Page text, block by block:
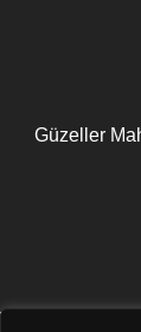
Güzeller